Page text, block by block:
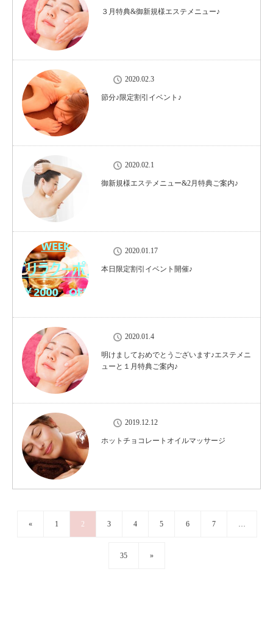
３月特典&御新規様エステメニュー♪
2020.02.3
節分♪限定割引イベント♪
2020.02.1
御新規様エステメニュー&2月特典ご案内♪
2020.01.17
本日限定割引イベント開催♪
2020.01.4
明けましておめでとうございます♪エステメニ
ューと１月特典ご案内♪
2019.12.12
ホットチョコレートオイルマッサージ
« 1 2 3 4 5 6 7 …
35 »